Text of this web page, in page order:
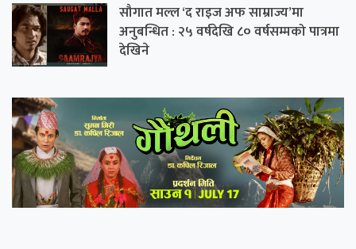
सौगात मल्ल ‘द राइज अफ साम्राज्य’मा
अनुबन्धित : २५ वर्षदेखि ८० वर्षसम्मको पात्रमा
देखिने